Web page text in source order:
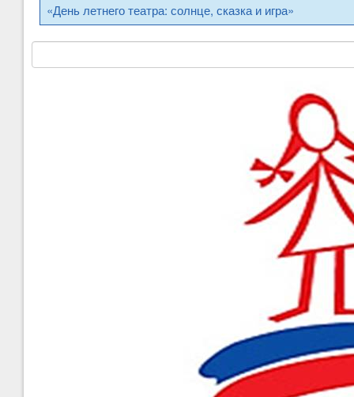
«День летнего театра: солнце, сказка и игра»